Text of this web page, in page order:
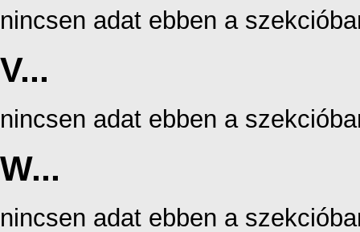
nincsen adat ebben a
V...
nincsen adat ebben a
W...
nincsen adat ebben a